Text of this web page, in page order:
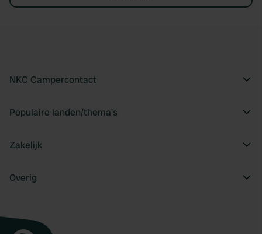
NKC Campercontact
Populaire landen/thema's
Zakelijk
Overig